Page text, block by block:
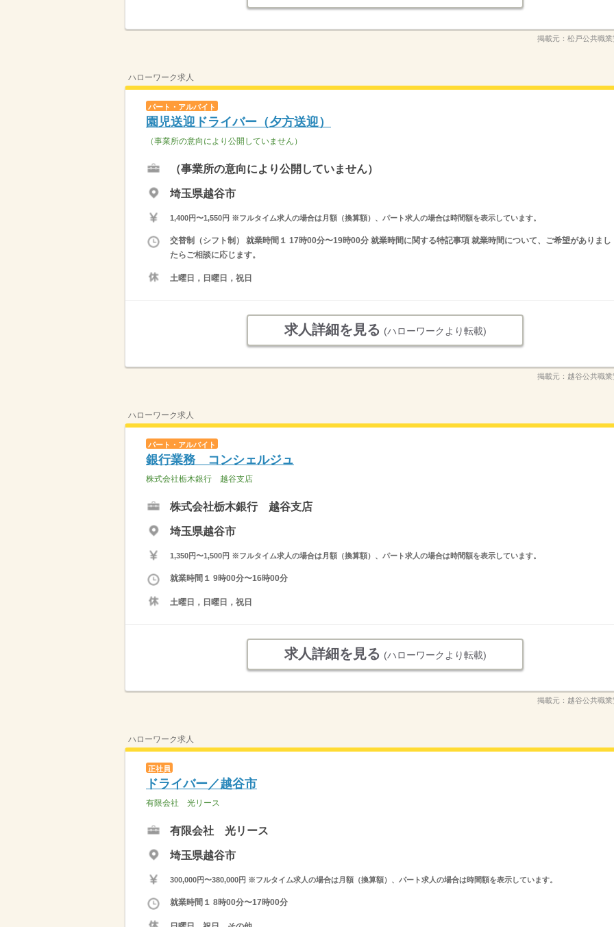
掲載元： 松戸公共職
ハローワーク求人
パート・アルバイト
園児送迎ドライバー（夕方送迎）
（事業所の意向により公開していません）
（事業所の意向により公開していません）
埼玉県越谷市
1,400円〜1,550円 ※フルタイム求人の場合は月額（換算額）、パート求人の場合は時間額を表示しています。
交替制（シフト制） 就業時間１ 17時00分〜19時00分 就業時間に関する特記事項 就業時間について、ご希望がありまし
たらご相談に応じます。
土曜日，日曜日，祝日
求人詳細を見る (ハローワークより転載)
掲載元： 越谷公共職
ハローワーク求人
パート・アルバイト
銀行業務 コンシェルジュ
株式会社栃木銀行 越谷支店
株式会社栃木銀行 越谷支店
埼玉県越谷市
1,350円〜1,500円 ※フルタイム求人の場合は月額（換算額）、パート求人の場合は時間額を表示しています。
就業時間１ 9時00分〜16時00分
土曜日，日曜日，祝日
求人詳細を見る (ハローワークより転載)
掲載元： 越谷公共職
ハローワーク求人
正社員
ドライバー／越谷市
有限会社 光リース
有限会社 光リース
埼玉県越谷市
300,000円〜380,000円 ※フルタイム求人の場合は月額（換算額）、パート求人の場合は時間額を表示しています。
就業時間１ 8時00分〜17時00分